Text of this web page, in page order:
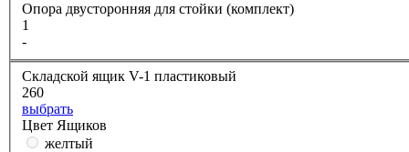
Опора двусторонняя для стойки (комплект)
1
-
Складской ящик V-1 пластиковый
260
выбрать
Цвет Ящиков
желтый